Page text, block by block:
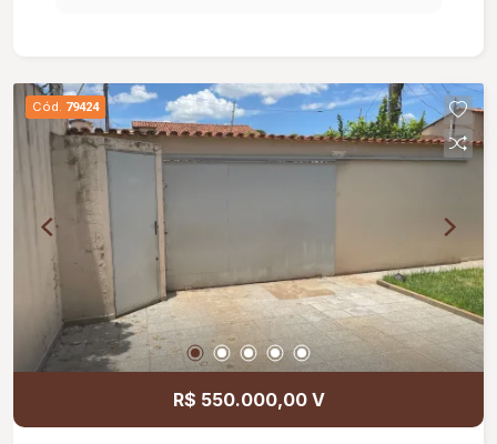
Cód. 79424
R$ 550.000,00 V